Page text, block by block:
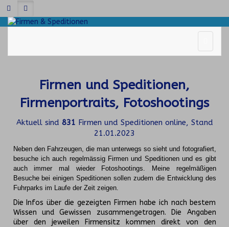
Firmen und Speditionen,
Firmenportraits, Fotoshootings
Aktuell sind 831 Firmen und Speditionen online, Stand
21.01.2023
Neben den Fahrzeugen, die man unterwegs so sieht und fotografiert,
besuche ich auch regelmässig Firmen und Speditionen und es gibt
auch immer mal wieder Fotoshootings.
Meine regelmäßigen
Besuche bei einigen Speditionen sollen zudem die Entwicklung des
Fuhrparks im Laufe der Zeit zeigen.
Die Infos über die gezeigten Firmen habe ich nach bestem
Wissen und Gewissen zusammengetragen. Die Angaben
über den jeweilen Firmensitz kommen direkt von den